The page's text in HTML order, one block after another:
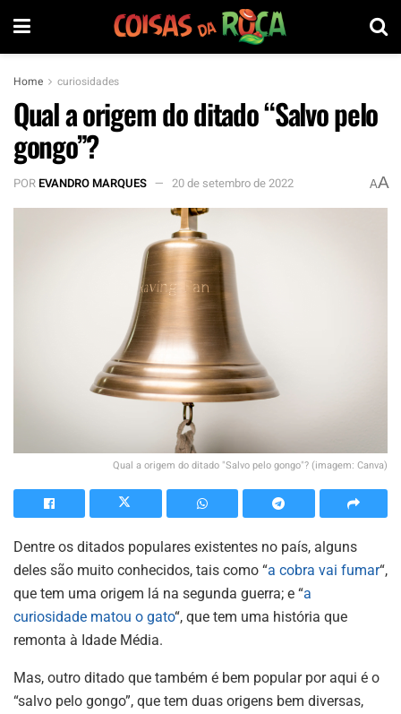
Home curiosidades
Qual a origem do ditado “Salvo pelo
gongo”?
POREVANDRO MARQUES 20 de setembro de 2022 AA
Qual a origem do ditado "Salvo pelo gongo"? (imagem: Canva)
Dentre os ditados populares existentes no país, alguns
deles são muito conhecidos, tais como “a cobra vai fumar“,
que tem uma origem lá na segunda guerra; e “a
curiosidade matou o gato“, que tem uma história que
remonta à Idade Média.
Mas, outro ditado que também é bem popular por aqui é o
“salvo pelo gongo”, que tem duas origens bem diversas,